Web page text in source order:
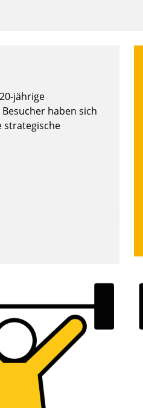
jährige
haben sich
strategische